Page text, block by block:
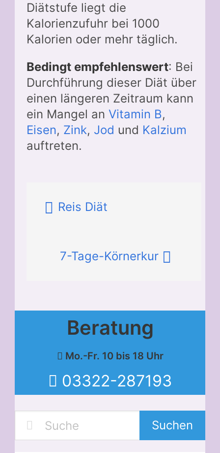
Diätstufe liegt die
Kalorienzufuhr bei 1000
Kalorien oder mehr täglich.
Bedingt empfehlenswert: Bei
Durchführung dieser Diät über
einen längeren Zeitraum kann
ein Mangel an Vitamin B,
Eisen, Zink, Jod und Kalzium
auftreten.
Reis Diät
7-Tage-Körnerkur
Beratung
Mo.-Fr. 10 bis 18 Uhr
03322-287193
Suchen